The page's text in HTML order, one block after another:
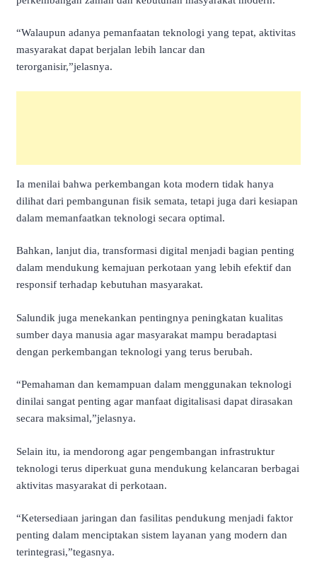
“Walaupun adanya pemanfaatan teknologi yang tepat, aktivitas
masyarakat dapat berjalan lebih lancar dan
terorganisir,”jelasnya.
Ia menilai bahwa perkembangan kota modern tidak hanya
dilihat dari pembangunan fisik semata, tetapi juga dari kesiapan
dalam memanfaatkan teknologi secara optimal.
Bahkan, lanjut dia, transformasi digital menjadi bagian penting
dalam mendukung kemajuan perkotaan yang lebih efektif dan
responsif terhadap kebutuhan masyarakat.
Salundik juga menekankan pentingnya peningkatan kualitas
sumber daya manusia agar masyarakat mampu beradaptasi
dengan perkembangan teknologi yang terus berubah.
“Pemahaman dan kemampuan dalam menggunakan teknologi
dinilai sangat penting agar manfaat digitalisasi dapat dirasakan
secara maksimal,”jelasnya.
Selain itu, ia mendorong agar pengembangan infrastruktur
teknologi terus diperkuat guna mendukung kelancaran berbagai
aktivitas masyarakat di perkotaan.
“Ketersediaan jaringan dan fasilitas pendukung menjadi faktor
penting dalam menciptakan sistem layanan yang modern dan
terintegrasi,”tegasnya.